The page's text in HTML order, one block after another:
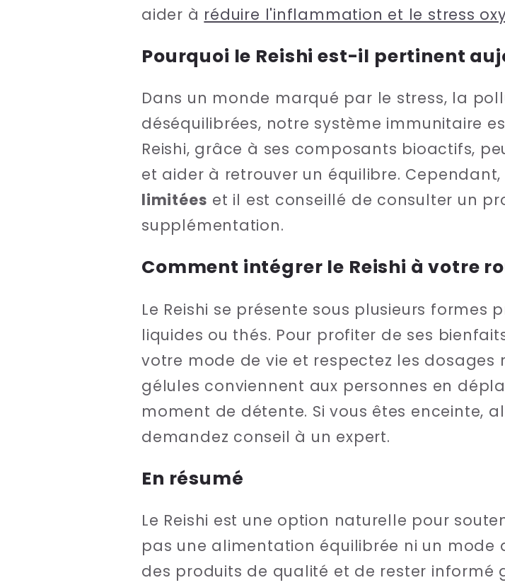
aider à réduire l'inflammation et le stress
Pourquoi le Reishi est-il pertinent
Dans un monde marqué par le stress, la
déséquilibrées, notre système immunitaire
Reishi, grâce à ses composants bioactifs,
et aider à retrouver un équilibre. Cependant,
limitées et il est conseillé de consulter un
supplémentation.
Comment intégrer le Reishi à votre
Le Reishi se présente sous plusieurs formes
liquides ou thés. Pour profiter de ses
votre mode de vie et respectez les dosages
gélules conviennent aux personnes en
moment de détente. Si vous êtes enceinte,
demandez conseil à un expert.
En résumé
Le Reishi est une option naturelle pour
pas une alimentation équilibrée ni un mode
des produits de qualité et de rester informé